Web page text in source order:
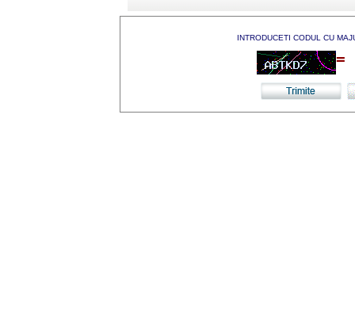
INTRODUCETI CODUL CU
=